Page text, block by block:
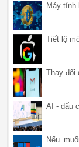
Máy
Tiết lộ
Thay đổi
AI - dấu
Nếu